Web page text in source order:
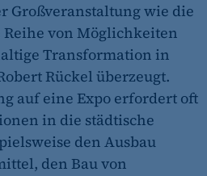
Großveranstaltung wie die
Reihe von Möglichkeiten
Transformation in
Rückel überzeugt.
auf eine Expo erfordert oft
in die städtische
den Ausbau
den Bau von